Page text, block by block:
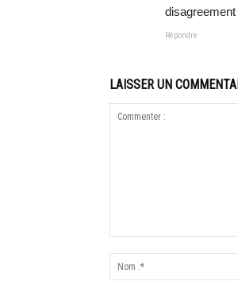
Répondre
LAISSER UN